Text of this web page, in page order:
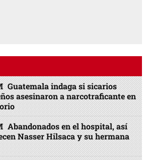
Guatemala indaga si sicarios
asesinaron a narcotraficante en
Abandonados en el hospital, así
Nasser Hilsaca y su hermana